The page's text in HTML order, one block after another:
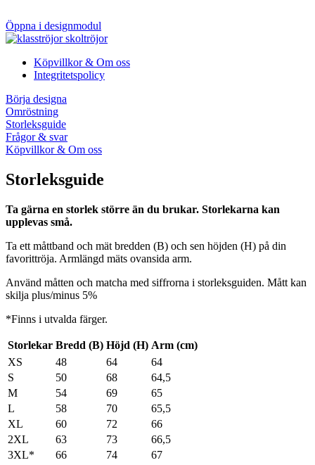
Öppna i designmodul
Köpvillkor & Om oss
Integritetspolicy
Börja designa
Omröstning
Storleksguide
Frågor & svar
Köpvillkor & Om oss
Storleksguide
Ta gärna en storlek större än du brukar. Storlekarna kan
upplevas små.
Ta ett måttband och mät bredden (B) och sen höjden (H) på din
favorittröja. Armlängd mäts ovansida arm.
Använd måtten och matcha med siffrorna i storleksguiden. Mått kan
skilja plus/minus 5%
*Finns i utvalda färger.
Storlekar Bredd (B) Höjd (H) Arm (cm)
XS
48 64
64
S
50 68
64,5
M
54 69
65
L
58 70
65,5
XL
60 72
66
2XL
63 73
66,5
3XL*
66 74
67